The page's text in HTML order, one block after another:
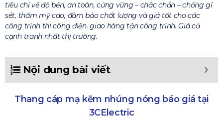
tiêu chí về độ bền, an toàn, cứng vững – chắc chắn – chống gỉ
sét, thẩm mỹ cao, đảm bảo chất lượng và giá tốt cho các
công trình thi công điện. giao hàng tận công trình. Giá cả
cạnh tranh nhất thị trường.
Nội dung bài viết
Thang cáp mạ kẽm nhúng nóng báo giá tại
3CElectric